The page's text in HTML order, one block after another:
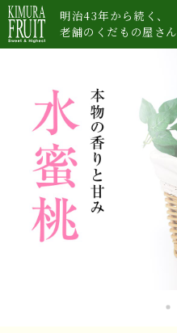
明治43年から続く、
老舗のくだもの屋さん